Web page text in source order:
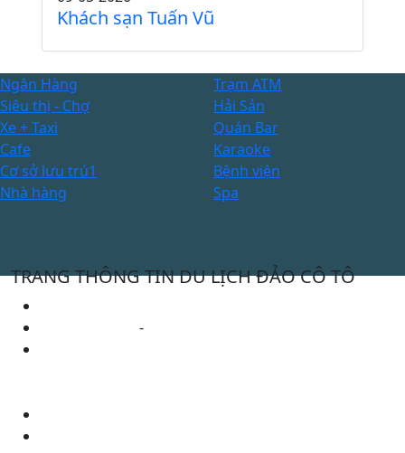
Khách sạn Tuấn Vũ
Ngân Hàng
Trạm ATM
Siêu thị - Chợ
Hải Sản
Xe + Taxi
Quán Bar
Cafe
Karaoke
Cơ sở lưu trú1
Bệnh viện
Nhà hàng
Spa
TRANG THÔNG TIN DU LỊCH ĐẢO CÔ TÔ
-